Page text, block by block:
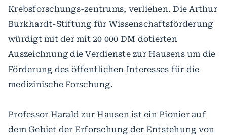
Krebsforschungs-zentrums, verliehen. Die Arthur
Burkhardt-Stiftung für Wissenschaftsförderung
würdigt mit der mit 20 000 DM dotierten
Auszeichnung die Verdienste zur Hausens um die
Förderung des öffentlichen Interesses für die
medizinische Forschung.
Professor Harald zur Hausen ist ein Pionier auf
dem Gebiet der Erforschung der Entstehung von